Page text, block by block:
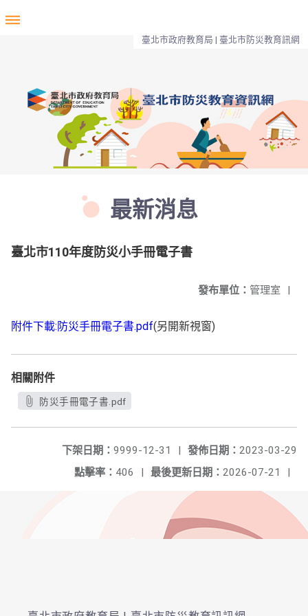
臺北市政府教育局 | 臺北市防災教育訊網
最新消息
臺北市110年度防災小手冊電子書
發布單位： 管理室 |
附件下載:防災手冊電子書.pdf(另開新視窗)
相關附件
防災手冊電子書.pdf
發佈日期： 2023-03-29
下架日期： 9999-12-31
|
最後更新日期： 2026-07-21 |
點擊率： 406 |